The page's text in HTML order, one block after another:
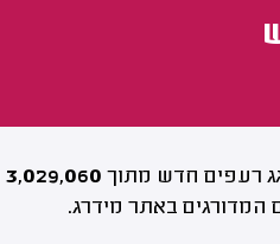
רעפים חדש מתוך 3,029,060
המדורגים באתר מידרג.